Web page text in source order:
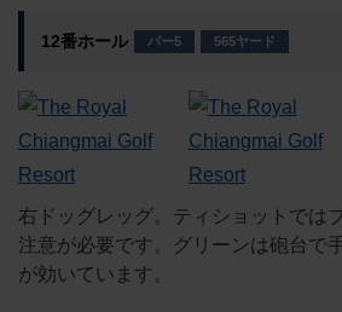
12番ホール パー5 565ヤード
右ドッグレッグ。ティショットでは
注意が必要です。グリーンは砲台で
が効いています。